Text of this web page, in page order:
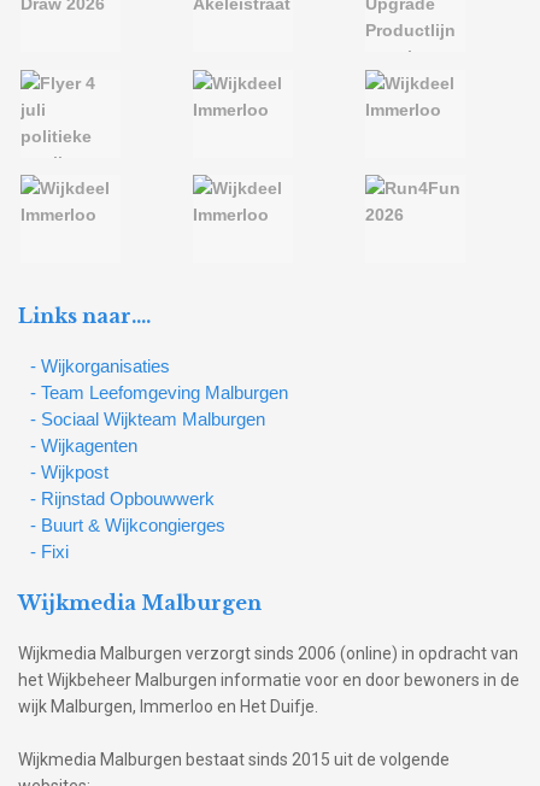
Links naar….
- Wijkorganisaties
- Team Leefomgeving Malburgen
- Sociaal Wijkteam Malburgen
- Wijkagenten
- Wijkpost
- Rijnstad Opbouwwerk
- Buurt & Wijkcongierges
- Fixi
Wijkmedia Malburgen
Wijkmedia Malburgen verzorgt sinds 2006 (online) in opdracht van
het Wijkbeheer Malburgen informatie voor en door bewoners in de
wijk Malburgen, Immerloo en Het Duifje.
Wijkmedia Malburgen bestaat sinds 2015 uit de volgende